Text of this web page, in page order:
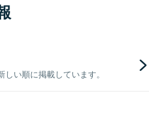
い順に掲載しています。